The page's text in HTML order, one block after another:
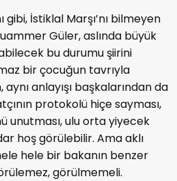
İstiklal Marşı’nı bilmeyen
Güler, aslında büyük
bu durumu şiirini
bir çocuğun tavrıyla
anlayışı başkalarından da
protokolü hiçe sayması,
unutması, ulu orta yiyecek
hoş görülebilir. Ama aklı
hele bir bakanın benzer
görülmemeli.